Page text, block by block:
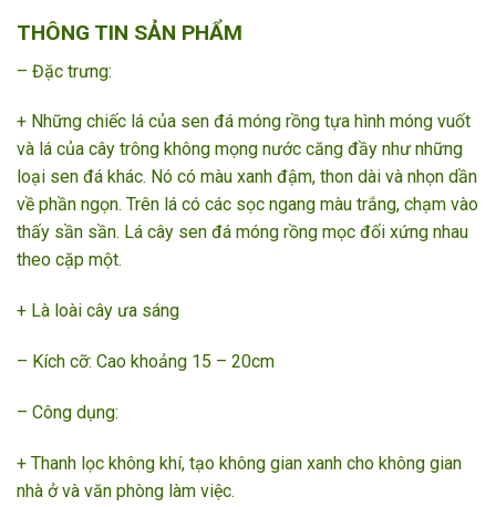
THÔNG TIN SẢN PHẨM
– Đặc trưng:
+ Những chiếc lá của sen đá móng rồng tựa hình móng vuốt
và lá của cây trông không mọng nước căng đầy như những
loại sen đá khác. Nó có màu xanh đậm, thon dài và nhọn dần
về phần ngọn. Trên lá có các sọc ngang màu trắng, chạm vào
thấy sần sần. Lá cây sen đá móng rồng mọc đối xứng nhau
theo cặp một.
+ Là loài cây ưa sáng
– Kích cỡ: Cao khoảng 15 – 20cm
– Công dụng:
+ Thanh lọc không khí, tạo không gian xanh cho không gian
nhà ở và văn phòng làm việc.